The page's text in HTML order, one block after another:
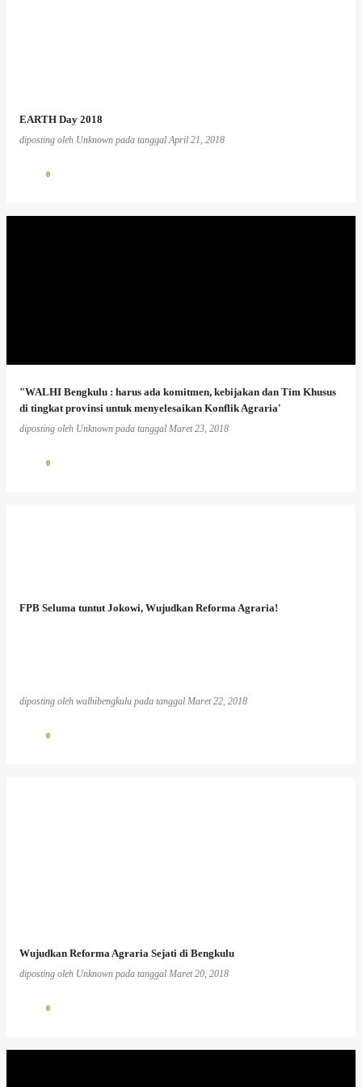
EARTH Day 2018
diposting oleh Unknown pada tanggalApril 21, 2018
0
"WALHI Bengkulu : harus ada komitmen, kebijakan dan Tim Khusus
di tingkat provinsi untuk menyelesaikan Konflik Agraria'
diposting oleh Unknown pada tanggal Maret 23, 2018
0
FPB Seluma tuntut Jokowi, Wujudkan Reforma Agraria!
diposting oleh walhibengkulu pada tanggal Maret 22, 2018
0
Wujudkan Reforma Agraria Sejati di Bengkulu
diposting oleh Unknown pada tanggal Maret 20, 2018
0